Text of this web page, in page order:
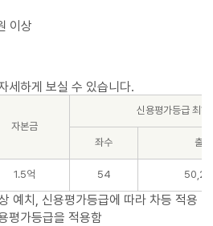
이상
자본금
신용평가등급 최하
좌수 출
1.5억 54
예치, 신용평가등급에 따라 차등 적용
평가등급을 적용함